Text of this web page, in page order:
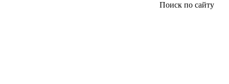
Поиск по сайту